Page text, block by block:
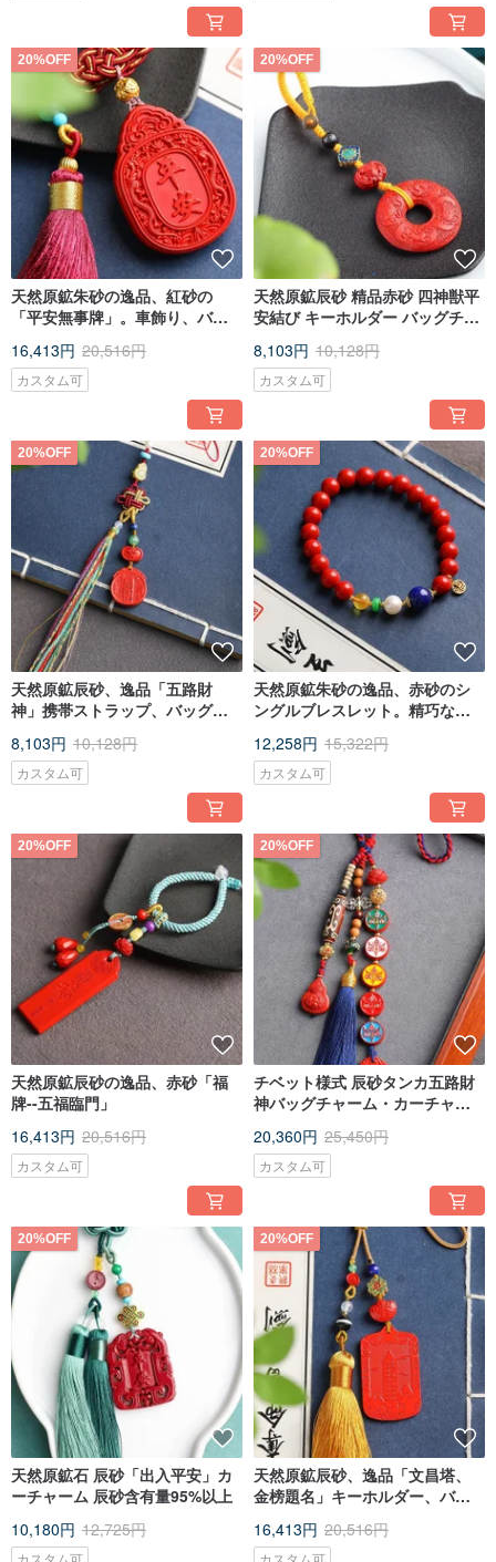
[Hand circumference measurement]
According to the method in the picture, you can measure the size of your hand
circumference and skin. You can send a text message to the designer, or you
can leave a note. If there is no message, the note will be made according to the
public size of 16CM.
20%OFF
天然原鉱朱砂の逸品、紅砂の
「平安無事牌」。車飾り、バッ
16,413円 20,516円
カスタム可
20%OFF
天然原鉱辰砂 精品赤砂 四神獣平
安結び キーホルダー バッグチャ
8,103円 10,128円
カスタム可
20%OFF
天然原鉱辰砂、逸品「五路財
神」携帯ストラップ、バッグチ
8,103円 10,128円
カスタム可
20%OFF
天然原鉱朱砂の逸品、赤砂のシ
ングルブレスレット。精巧な約
上。
12,258円 15,322円
カスタム可
20%OFF
天然原鉱辰砂の逸品、赤砂「福
牌--五福臨門」
16,413円 20,516円
カスタム可
20%OFF
チベット様式 辰砂タンカ五路財
神バッグチャーム・カーチャー
95%以上
20,360円 25,450円
カスタム可
20%OFF
天然原鉱石 辰砂「出入平安」カ
ーチャーム 辰砂含有量95%以上
10,180円 12,725円
20%OFF
天然原鉱辰砂、逸品「文昌塔、
金榜題名」キーホルダー、バッ
上。
16,413円 20,516円